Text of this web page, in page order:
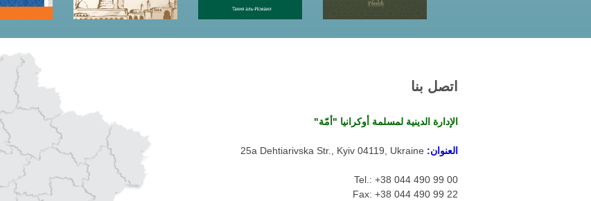
اتصل بنا
الإدارة الدينية لمسلمة أوكرانيا "أمّة"
العنوان: 25a Dehtiarivska Str., Kyiv 04119, Ukraine
Tel.: +38 044 490 99 00
Fax: +38 044 490 99 22